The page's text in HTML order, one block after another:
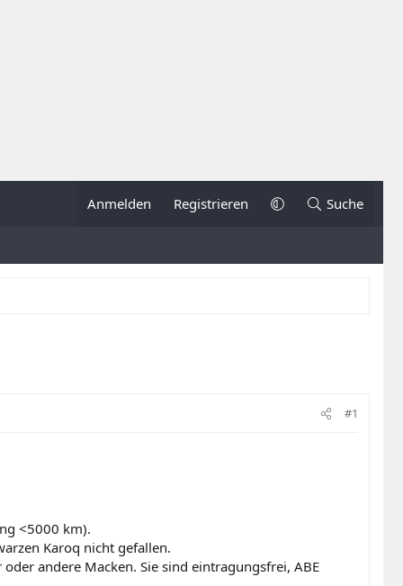
Anmelden Registrieren Suche
#1
<5000 km).
Karoq nicht gefallen.
andere Macken. Sie sind eintragungsfrei, ABE